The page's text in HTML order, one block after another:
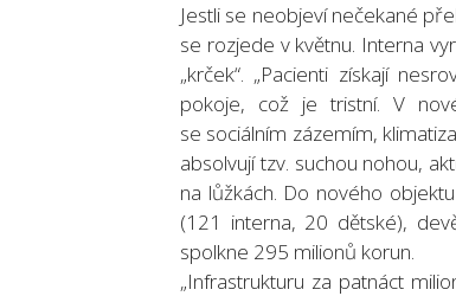
Jestli se neobjeví nečekané
se rozjede v květnu. Interna
„krček“. „Pacienti získají
pokoje, což je tristní. V
se sociálním zázemím,
absolvují tzv. suchou nohou,
na lůžkách. Do nového
(121 interna, 20 dětské),
spolkne 295 milionů korun.
„Infrastrukturu za patnáct